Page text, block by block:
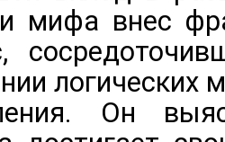
мифа внес
логических
Он